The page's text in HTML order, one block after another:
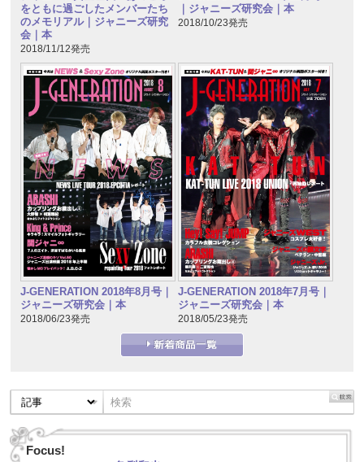
をともに過ごしたメンバーたち
のメモリアル｜ジャニーズ研究
会｜本
2018/11/12発売
｜ジャニーズ研究会｜本
2018/10/23発売
J-GENERATION 2018年8月号｜
ジャニーズ研究会｜本
2018/06/23発売
J-GENERATION 2018年7月号｜
ジャニーズ研究会｜本
2018/05/23発売
Focus!